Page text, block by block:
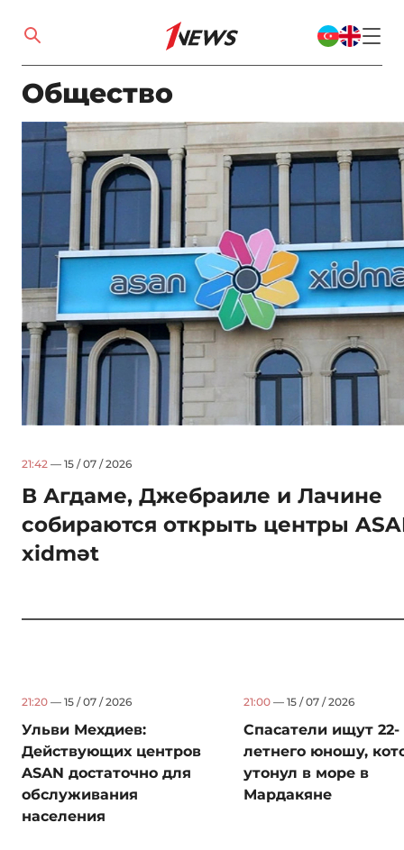
Общество
21:42 — 15 / 07 / 2026
В Агдаме, Джебраиле и Лачине
собираются открыть центры
xidmət
21:20 — 15 / 07 / 2026
Ульви Мехдиев:
Действующих центров
ASAN достаточно для
обслуживания
населения
21:00 — 15 / 07 / 2026
Спасатели ищут 22-
летнего юношу,
утонул в море в
Мардакяне